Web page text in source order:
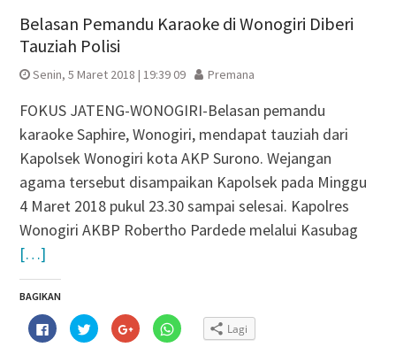
Belasan Pemandu Karaoke di Wonogiri Diberi
Tauziah Polisi
Senin, 5 Maret 2018 | 19:39 09 Premana
FOKUS JATENG-WONOGIRI-Belasan pemandu
karaoke Saphire, Wonogiri, mendapat tauziah dari
Kapolsek Wonogiri kota AKP Surono. Wejangan
agama tersebut disampaikan Kapolsek pada Minggu
4 Maret 2018 pukul 23.30 sampai selesai. Kapolres
Wonogiri AKBP Robertho Pardede melalui Kasubag
[…]
BAGIKAN
Klik
untuk
membagikan
Klik
untuk
berbagi
Klik
untuk
berbagi
Klik
untuk Lagi